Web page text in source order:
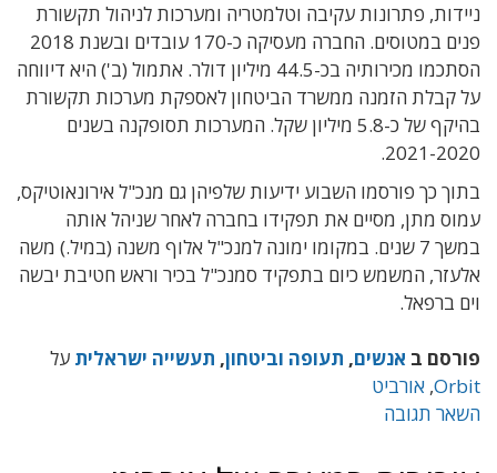
ניידות, פתרונות עקיבה וטלמטריה ומערכות לניהול תקשורת
פנים במטוסים. החברה מעסיקה כ-170 עובדים ובשנת 2018
הסתכמו מכירותיה בכ-44.5 מיליון דולר. אתמול (ב') היא דיווחה
על קבלת הזמנה ממשרד הביטחון לאספקת מערכות תקשורת
בהיקף של כ-5.8 מיליון שקל. המערכות תסופקנה בשנים
2021-2020.
בתוך כך פורסמו השבוע ידיעות שלפיהן גם מנכ"ל אירונאוטיקס,
עמוס מתן, מסיים את תפקידו בחברה לאחר שניהל אותה
במשך 7 שנים. במקומו ימונה למנכ"ל אלוף משנה (במיל.) משה
אלעזר, המשמש כיום בתפקיד סמנכ"ל בכיר וראש חטיבת יבשה
וים ברפאל.
פורסם ב אנשים, תעופה וביטחון, תעשייה ישראלית על
Orbit
, אורביט
השאר תגובה